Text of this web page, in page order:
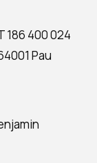
186 400 024
Pau